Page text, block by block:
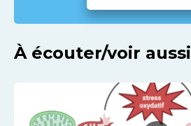
À écouter/voir aussi